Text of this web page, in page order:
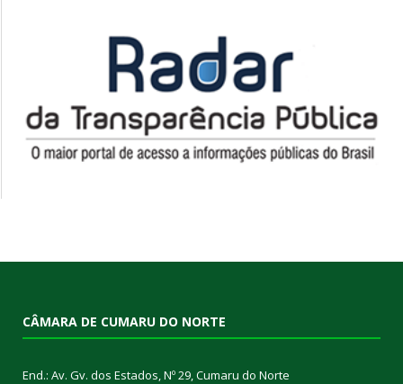
CÂMARA DE CUMARU DO NORTE
End.: Av. Gv. dos Estados, Nº 29, Cumaru do Norte